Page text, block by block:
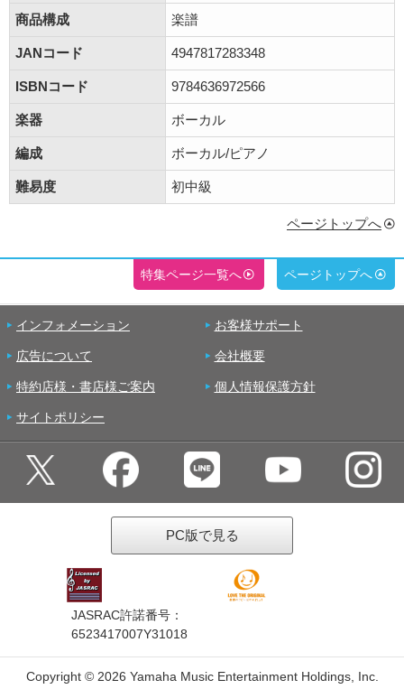
商品構成 楽譜
JANコード 4947817283348
ISBNコード 9784636972566
楽器 ボーカル
編成 ボーカル/ピアノ
難易度 初中級
ページトップへ
特集ページ一覧へ ページトップへ
インフォメーション お客様サポート
広告について 会社概要
特約店様・書店様ご案内 個人情報保護方針
サイトポリシー
PC版で見る
JASRAC許諾番号：
6523417007Y31018
Copyright © 2026 Yamaha Music Entertainment Holdings, Inc.